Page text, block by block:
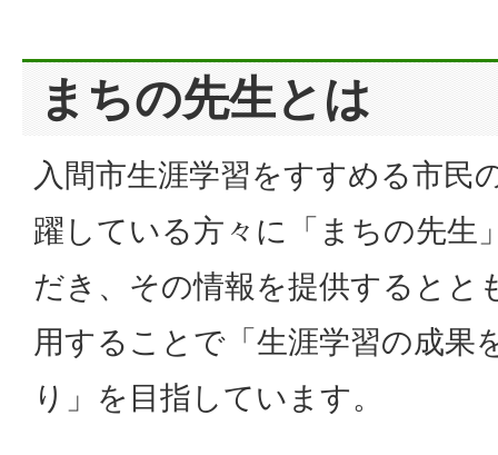
まちの先生とは
入間市生涯学習をすすめる市民
躍している方々に「まちの先生
だき、その情報を提供するとと
用することで「生涯学習の成果
り」を目指しています。